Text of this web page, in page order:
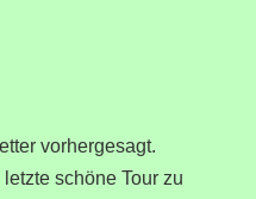
vorhergesagt.
schöne Tour zu